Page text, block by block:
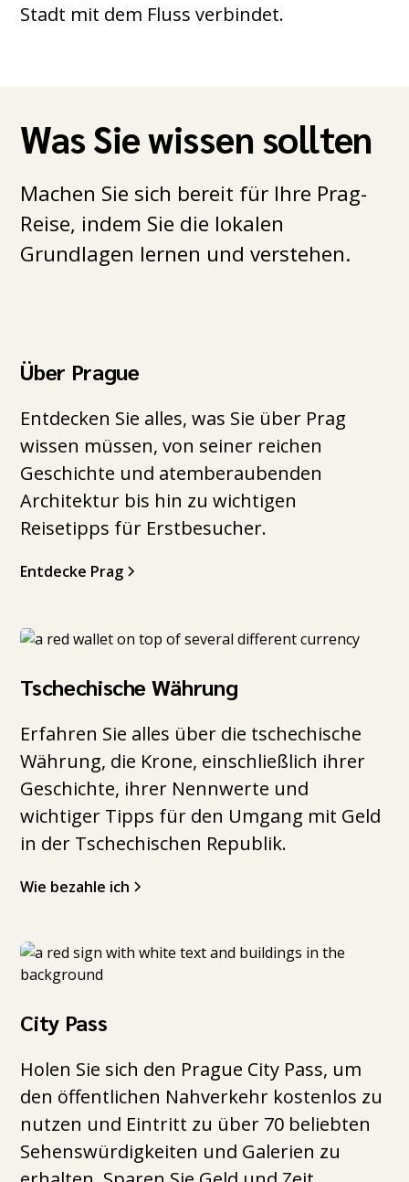
Stadt mit dem Fluss verbindet.
Was Sie wissen sollten
Machen Sie sich bereit für Ihre Prag-
Reise, indem Sie die lokalen
Grundlagen lernen und verstehen.
Über Prague
Entdecken Sie alles, was Sie über Prag
wissen müssen, von seiner reichen
Geschichte und atemberaubenden
Architektur bis hin zu wichtigen
Reisetipps für Erstbesucher.
Entdecke Prag
Tschechische Währung
Erfahren Sie alles über die tschechische
Währung, die Krone, einschließlich ihrer
Geschichte, ihrer Nennwerte und
wichtiger Tipps für den Umgang mit Geld
in der Tschechischen Republik.
Wie bezahle ich
City Pass
Holen Sie sich den Prague City Pass, um
den öffentlichen Nahverkehr kostenlos zu
nutzen und Eintritt zu über 70 beliebten
Sehenswürdigkeiten und Galerien zu